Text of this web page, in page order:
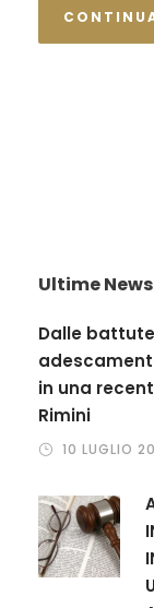
Ultime News
Dalle
in una
Rimini
10 LUGLIO